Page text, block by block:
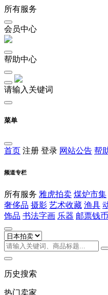
所有服务
会员中心
帮助中心
请输入关键词
菜单
首页 注册 登录 网站公告 帮
频道专栏
所有服务 雅虎拍卖 煤炉市集
奢侈品 摄影 艺术收藏 渔具
饰品 书法字画 乐器 邮票钱币
历史搜索
热门卖家